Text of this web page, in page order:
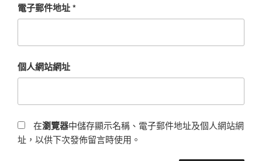
電子郵件地址*
個人網站網址
在瀏覽器中儲存顯示名稱、電子郵件地址及個人網站網
址，以供下次發佈留言時使用。